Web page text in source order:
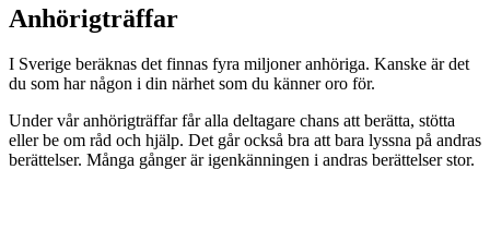
Anhörigträffar
I Sverige beräknas det finnas fyra miljoner anhöriga. Kanske är det
du som har någon i din närhet som du känner oro för.
Under vår anhörigträffar får alla deltagare chans att berätta, stötta
eller be om råd och hjälp. Det går också bra att bara lyssna på andras
berättelser. Många gånger är igenkänningen i andras berättelser stor.